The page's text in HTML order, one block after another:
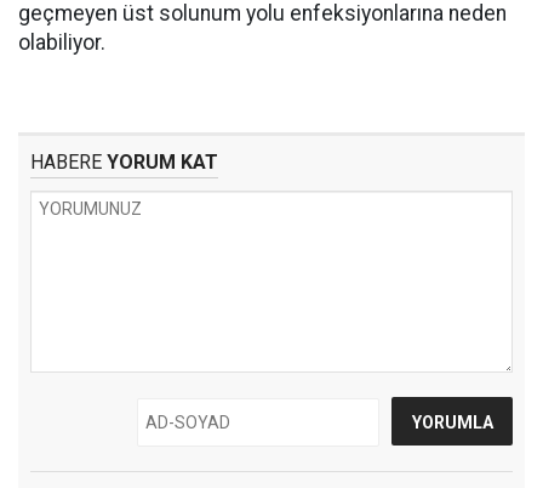
geçmeyen üst solunum yolu enfeksiyonlarına neden
olabiliyor.
HABERE YORUM KAT